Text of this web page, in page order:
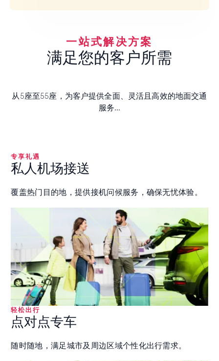
一站式解决方案
满足您的客户所需
从5座至55座，为客户提供全面、灵活且高效的地面交通
服务...
专享礼遇
私人机场接送
覆盖热门目的地，提供接机问候服务，确保无忧体验。
轻松出行
点对点专车
随时随地，满足城市及周边区域个性化出行需求。